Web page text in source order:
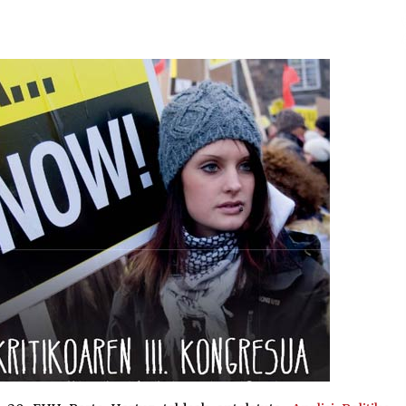
Larunbatean Plentziako Itsas
Martxa ospatuko da
2026/07/07
SOINUGELA: Paul McCartney eta
Ringo Starr-en lan berriak
2026/07/03